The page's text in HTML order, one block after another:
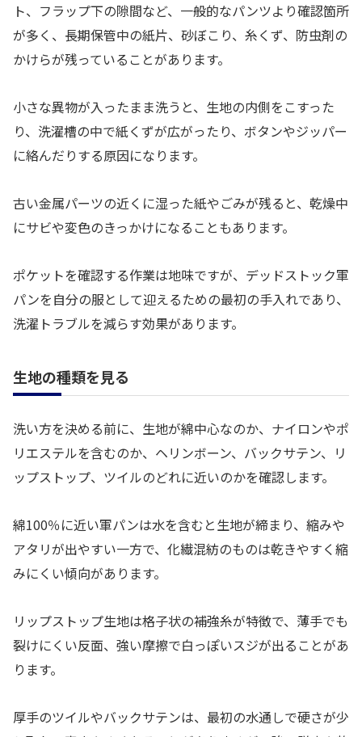
ト、フラップ下の隙間など、一般的なパンツより確認箇所
が多く、長期保管中の紙片、砂ぼこり、糸くず、防虫剤の
かけらが残っていることがあります。
小さな異物が入ったまま洗うと、生地の内側をこすった
り、洗濯槽の中で紙くずが広がったり、ボタンやジッパー
に絡んだりする原因になります。
古い金属パーツの近くに湿った紙やごみが残ると、乾燥中
にサビや変色のきっかけになることもあります。
ポケットを確認する作業は地味ですが、デッドストック軍
パンを自分の服として迎えるための最初の手入れであり、
洗濯トラブルを減らす効果があります。
生地の種類を見る
洗い方を決める前に、生地が綿中心なのか、ナイロンやポ
リエステルを含むのか、ヘリンボーン、バックサテン、リ
ップストップ、ツイルのどれに近いのかを確認します。
綿100％に近い軍パンは水を含むと生地が締まり、縮みや
アタリが出やすい一方で、化繊混紡のものは乾きやすく縮
みにくい傾向があります。
リップストップ生地は格子状の補強糸が特徴で、薄手でも
裂けにくい反面、強い摩擦で白っぽいスジが出ることがあ
ります。
厚手のツイルやバックサテンは、最初の水通しで硬さが少